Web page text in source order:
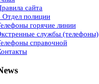
сайта
Отдел полиции
горячие линии
службы (телефоны)
справочной